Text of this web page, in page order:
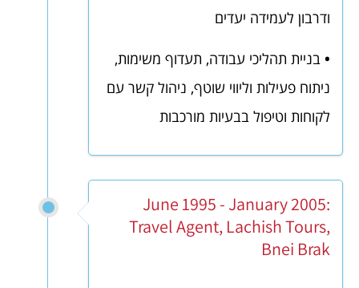
ודרבון לעמידה יעדים
• בניית תהליכי עבודה, תעדוף משימות,
ניתוח פעילות וליווי שוטף, ניהול קשר עם
לקוחות וטיפול בבעיות מורכבות
June 1995 - January 2005:
Travel Agent, Lachish Tours,
Bnei Brak